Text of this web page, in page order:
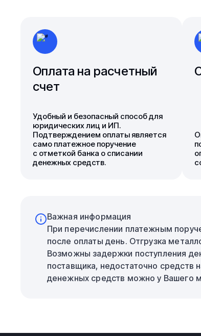
Оплата на расчетный
счет
Удобный и безопасный способ для
юридических лиц и ИП.
Подтверждением оплаты является
само платежное поручение
с отметкой банка о списании
денежных средств.
Важная информация
При перечислении платежным
после оплаты день. Отгрузка
Возможны задержки поступления
поставщика, недостаточно средств
денежных средств можно у Вашего